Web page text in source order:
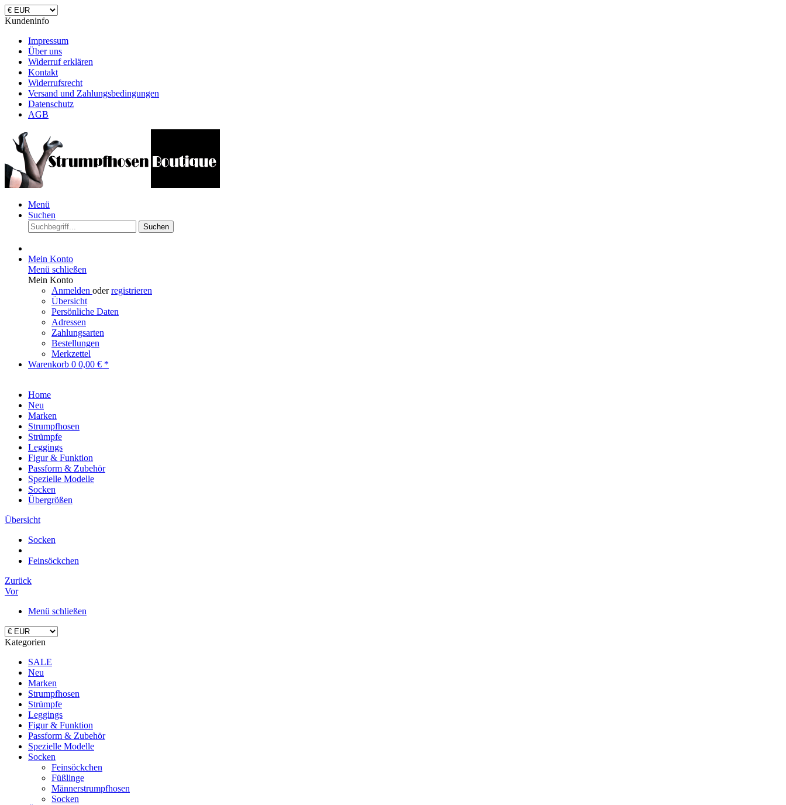
Kundeninfo
Impressum
Über uns
Widerruf erklären
Kontakt
Widerrufsrecht
Versand und Zahlungsbedingungen
Datenschutz
AGB
Menü
Suchen
Suchen
Mein Konto
Menü schließen
Mein Konto
Anmelden oderregistrieren
Übersicht
Persönliche Daten
Adressen
Zahlungsarten
Bestellungen
Merkzettel
Warenkorb 0 0,00 € *
Home
Neu
Marken
Strumpfhosen
Strümpfe
Leggings
Figur & Funktion
Passform & Zubehör
Spezielle Modelle
Socken
Übergrößen
Übersicht
Socken
Feinsöckchen
Zurück
Vor
Menü schließen
Kategorien
SALE
Neu
Marken
Strumpfhosen
Strümpfe
Leggings
Figur & Funktion
Passform & Zubehör
Spezielle Modelle
Socken
Feinsöckchen
Füßlinge
Männerstrumpfhosen
Socken